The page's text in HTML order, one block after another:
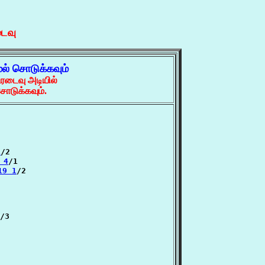
சொடுக்கவும்
அடியில்
/2
4/1
1/2
/3